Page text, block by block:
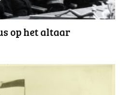
op het altaar